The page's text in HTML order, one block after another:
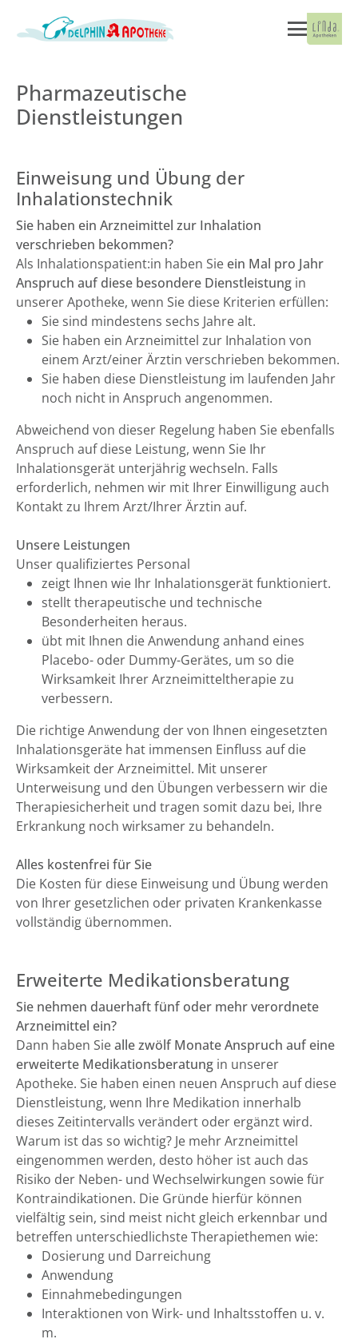
Pharmazeutische
Dienstleistungen
Einweisung und Übung der
Inhalationstechnik
Sie haben ein Arzneimittel zur Inhalation
verschrieben bekommen?
Als Inhalationspatient:in haben Sie ein Mal pro Jahr
Anspruch auf diese besondere Dienstleistung in
unserer Apotheke, wenn Sie diese Kriterien erfüllen:
Sie sind mindestens sechs Jahre alt.
Sie haben ein Arzneimittel zur Inhalation von
einem Arzt/einer Ärztin verschrieben bekommen.
Sie haben diese Dienstleistung im laufenden Jahr
noch nicht in Anspruch angenommen.
Abweichend von dieser Regelung haben Sie ebenfalls
Anspruch auf diese Leistung, wenn Sie Ihr
Inhalationsgerät unterjährig wechseln. Falls
erforderlich, nehmen wir mit Ihrer Einwilligung auch
Kontakt zu Ihrem Arzt/Ihrer Ärztin auf.
Unsere Leistungen
Unser qualifiziertes Personal
zeigt Ihnen wie Ihr Inhalationsgerät funktioniert.
stellt therapeutische und technische
Besonderheiten heraus.
übt mit Ihnen die Anwendung anhand eines
Placebo- oder Dummy-Gerätes, um so die
Wirksamkeit Ihrer Arzneimitteltherapie zu
verbessern.
Die richtige Anwendung der von Ihnen eingesetzten
Inhalationsgeräte hat immensen Einfluss auf die
Wirksamkeit der Arzneimittel. Mit unserer
Unterweisung und den Übungen verbessern wir die
Therapiesicherheit und tragen somit dazu bei, Ihre
Erkrankung noch wirksamer zu behandeln.
Alles kostenfrei für Sie
Die Kosten für diese Einweisung und Übung werden
von Ihrer gesetzlichen oder privaten Krankenkasse
vollständig übernommen.
Erweiterte Medikationsberatung
Sie nehmen dauerhaft fünf oder mehr verordnete
Arzneimittel ein?
Dann haben Siealle zwölf Monate Anspruch auf eine
erweiterte Medikationsberatung in unserer
Apotheke. Sie haben einen neuen Anspruch auf diese
Dienstleistung, wenn Ihre Medikation innerhalb
dieses Zeitintervalls verändert oder ergänzt wird.
Warum ist das so wichtig? Je mehr Arzneimittel
eingenommen werden, desto höher ist auch das
Risiko der Neben- und Wechselwirkungen sowie für
Kontraindikationen. Die Gründe hierfür können
vielfältig sein, sind meist nicht gleich erkennbar und
betreffen unterschiedlichste Therapiethemen wie:
Dosierung und Darreichung
Anwendung
Einnahmebedingungen
Interaktionen von Wirk- und Inhaltsstoffen u. v.
m.